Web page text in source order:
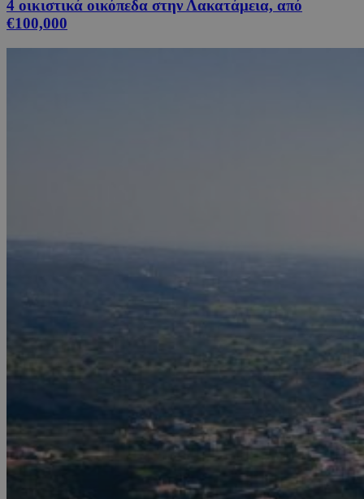
4 οικιστικά οικόπεδα στην Λακατάμεια, από
€100,000